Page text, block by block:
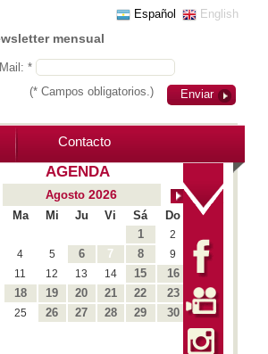
Español English
mensual
*
Enviar
(* Campos obligatorios.)
Contacto
AGENDA
Agosto 2026
Ma Mi Ju Vi Sá
Do
1
2
4 5 6 7 8
9
11 12 13 14 15 16
18 19 20 21 22 23
25 26 27 28 29 30